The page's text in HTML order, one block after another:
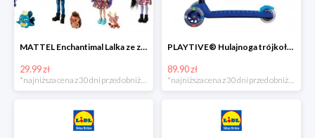
MATTEL Enchantimal Lalka ze zwierzątkiem
29.99 zł
*najniższa cena z 30 dni przed obniżką
PLAYTIVE® Hulajnoga trójkołowa Tri Scooter z diodami LED
89.90 zł
*najniższa cena z 30 dni przed obniżką